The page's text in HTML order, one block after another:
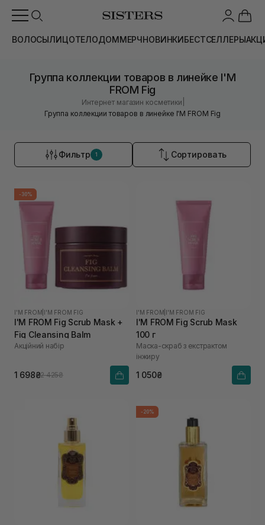
ВОЛОСЫЛИЦОТЕЛОДОММЕРЧНОВИНКИБЕСТСЕЛЛЕРЫ
Группа коллекции товаров в линейке I'M
FROM Fig
Интернет магазин косметики
Группа коллекции товаров в линейке I'M FROM Fig
Фильтр 1 Сортировать
-30%
I'M FROM I'M FROM FIG
I'M FROM Fig Scrub Mask +
Fig Cleansing Balm
Акційний набір
1 698₴2 425₴
I'M FROM I'M FROM FIG
I'M FROM Fig Scrub Mask
100 г
Маска-скраб з екстрактом
інжиру
1 050₴
-20%